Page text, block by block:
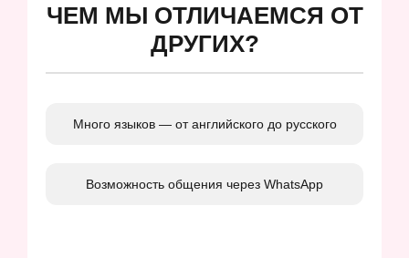
ЧЕМ МЫ ОТЛИЧАЕМСЯ ОТ
ДРУГИХ?
Много языков — от английского до русского
Возможность общения через WhatsApp